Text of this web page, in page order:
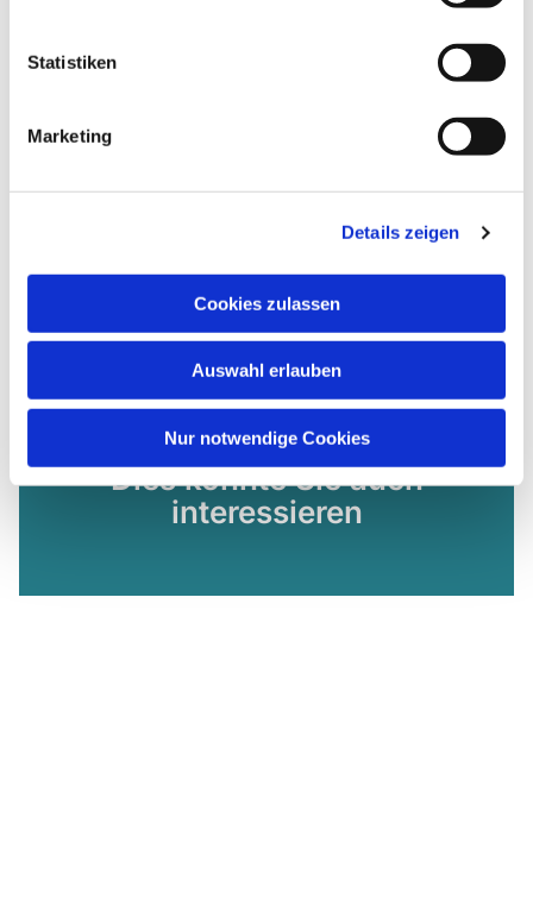
Statistiken
Marketing
Details zeigen
Cookies zulassen
Auswahl erlauben
Nur notwendige Cookies
Dies könnte Sie auch
interessieren